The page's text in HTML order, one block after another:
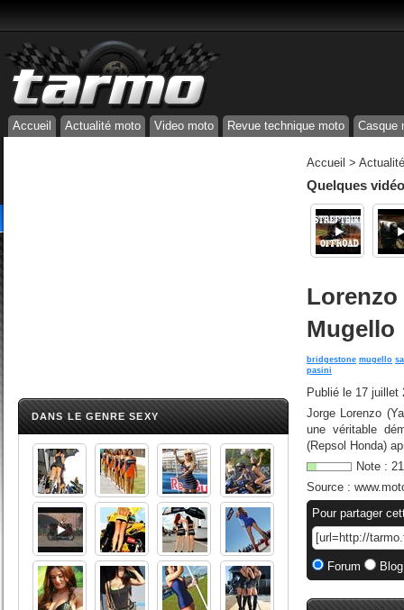
Accueil Actualité moto Video moto Revue technique moto Casque
DANS LE GENRE SEXY
Accueil >
Quelques
Mugello
bridgestone mugello
pasini
Publié le 17 juillet
Jorge Lorenzo
une véritable
(Repsol Honda)
Note : 21
Source :
Pour partager
Forum